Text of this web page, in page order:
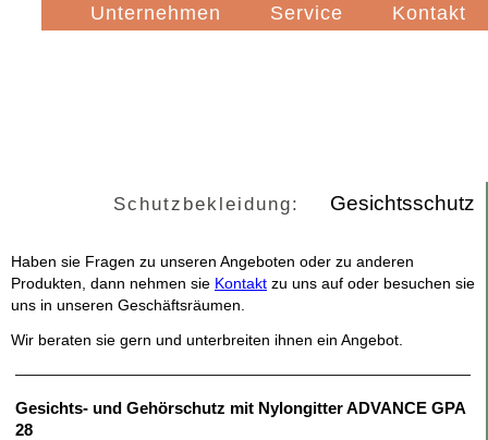
Navigation
überspringen
Unternehmen Service Kontakt
Schutzbekleidung: Gesichtsschutz
Haben sie Fragen zu unseren Angeboten oder zu anderen
Produkten, dann nehmen sie Kontakt zu uns auf oder besuchen sie
uns in unseren Geschäftsräumen.
Wir beraten sie gern und unterbreiten ihnen ein Angebot.
Gesichts- und Gehörschutz mit Nylongitter ADVANCE GPA
28